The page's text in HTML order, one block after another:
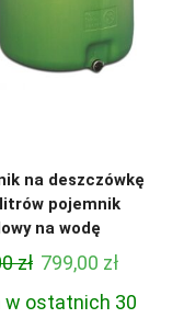
na deszczówkę
pojemnik
na wodę
zł Pierwotna
cena
799,00 zł
cena
w ostatnich 30